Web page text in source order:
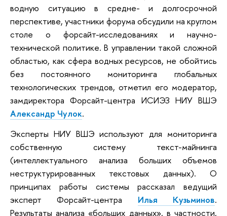
водную ситуацию в средне- и долгосрочной
перспективе, участники форума обсудили на круглом
столе о форсайт-исследованиях и научно-
технической политике. В управлении такой сложной
областью, как сфера водных ресурсов, не обойтись
без постоянного мониторинга глобальных
технологических трендов, отметил его модератор,
замдиректора Форсайт-центра ИСИЭЗ НИУ ВШЭ
Александр Чулок.
Эксперты НИУ ВШЭ используют для мониторинга
собственную систему текст-майнинга
(интеллектуального анализа больших объемов
неструктурированных текстовых данных). О
принципах работы системы рассказал ведущий
эксперт Форсайт-центра Илья Кузьминов.
Результаты анализа «больших данных», в частности,